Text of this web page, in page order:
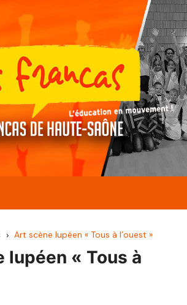
Art scène lupéen « Tous à l’ouest »
lupéen « Tous à